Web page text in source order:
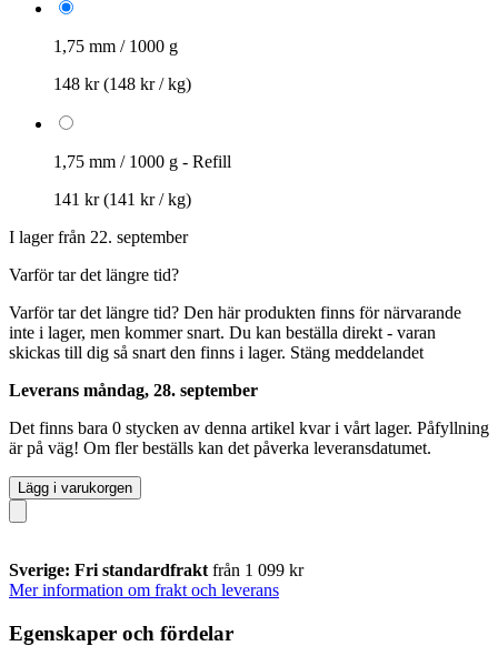
1,75 mm / 1000 g
148 kr(148 kr / kg)
1,75 mm / 1000 g - Refill
141 kr(141 kr / kg)
I lager från 22. september
Varför tar det längre tid?
Varför tar det längre tid? Den här produkten finns för närvarande
inte i lager, men kommer snart. Du kan beställa direkt - varan
skickas till dig så snart den finns i lager. Stäng meddelandet
Leverans måndag, 28. september
Det finns bara 0 stycken av denna artikel kvar i vårt lager. Påfyllning
är på väg! Om fler beställs kan det påverka leveransdatumet.
Lägg i varukorgen
Sverige: Fri standardfrakt från 1 099 kr
Mer information om frakt och leverans
Egenskaper och fördelar